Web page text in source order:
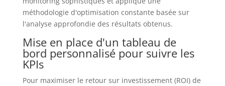
méthodologie d'optimisation constante basée sur
l'analyse approfondie des résultats obtenus.
Mise en place d'un tableau de
bord personnalisé pour suivre les
KPIs
Pour maximiser le retour sur investissement (ROI) de